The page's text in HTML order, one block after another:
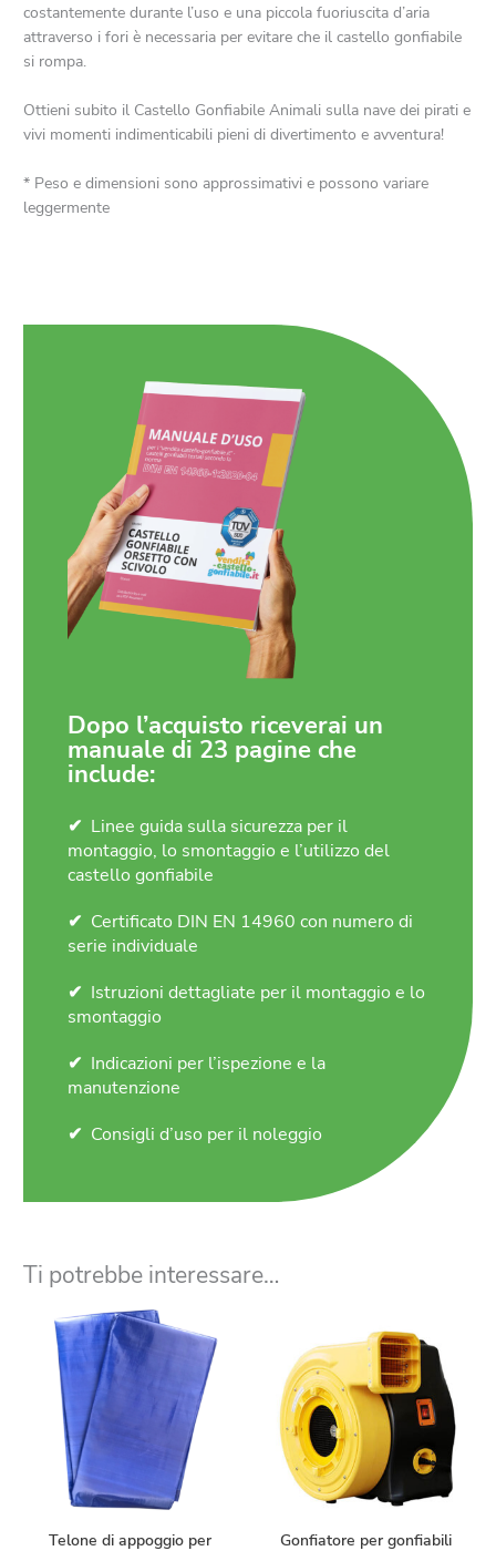
costantemente durante l’uso e una piccola fuoriuscita d’aria
attraverso i fori è necessaria per evitare che il castello gonfiabile
si rompa.
Ottieni subito il Castello Gonfiabile Animali sulla nave dei pirati e
vivi momenti indimenticabili pieni di divertimento e avventura!
* Peso e dimensioni sono approssimativi e possono variare
leggermente
Dopo l’acquisto riceverai un
manuale di 23 pagine che
include:
Linee guida sulla sicurezza per il
montaggio, lo smontaggio e l’utilizzo del
castello gonfiabile
Certificato DIN EN 14960 con numero di
serie individuale
Istruzioni dettagliate per il montaggio e lo
smontaggio
Indicazioni per l’ispezione e la
manutenzione
Consigli d’uso per il noleggio
Ti potrebbe interessare…
Telone di appoggio per Gonfiatore per gonfiabili